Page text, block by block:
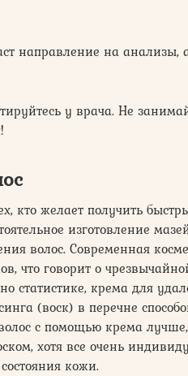
направление на анализы,
у врача. Не
кто желает получить
изготовление
волос. Современная
что говорит о
статистике, крема для
(воск) в перечне
с помощью крема
хотя все очень
кожи.